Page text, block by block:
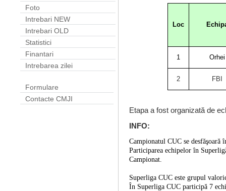
Foto
Intrebari NEW
Intrebari OLD
Statistici
Finantari
Intrebarea zilei
Formulare
Contacte CMJI
Loc
1 Orhei
2 FBI
Etapa a fost organizată de
INFO:
Campionatul CUC se
Participarea echipelor în
Campionat.
Superliga CUC este grupul
În Superliga CUC participă 7